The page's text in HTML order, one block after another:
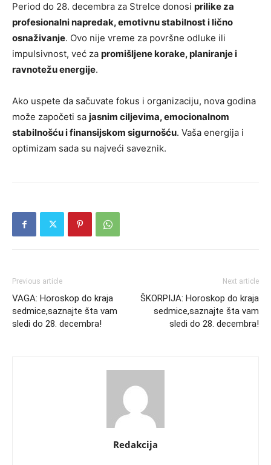
Period do 28. decembra za Strelce donosi prilike za
profesionalni napredak, emotivnu stabilnost i lično
osnaživanje. Ovo nije vreme za površne odluke ili
impulsivnost, već za promišljene korake, planiranje i
ravnotežu energije.
Ako uspete da sačuvate fokus i organizaciju, nova godina
može započeti sa jasnim ciljevima, emocionalnom
stabilnošću i finansijskom sigurnošću. Vaša energija i
optimizam sada su najveći saveznik.
Previous article
VAGA: Horoskop do kraja
sedmice,saznajte šta vam
sledi do 28. decembra!
Next article
ŠKORPIJA: Horoskop do kraja
sedmice,saznajte šta vam
sledi do 28. decembra!
Redakcija